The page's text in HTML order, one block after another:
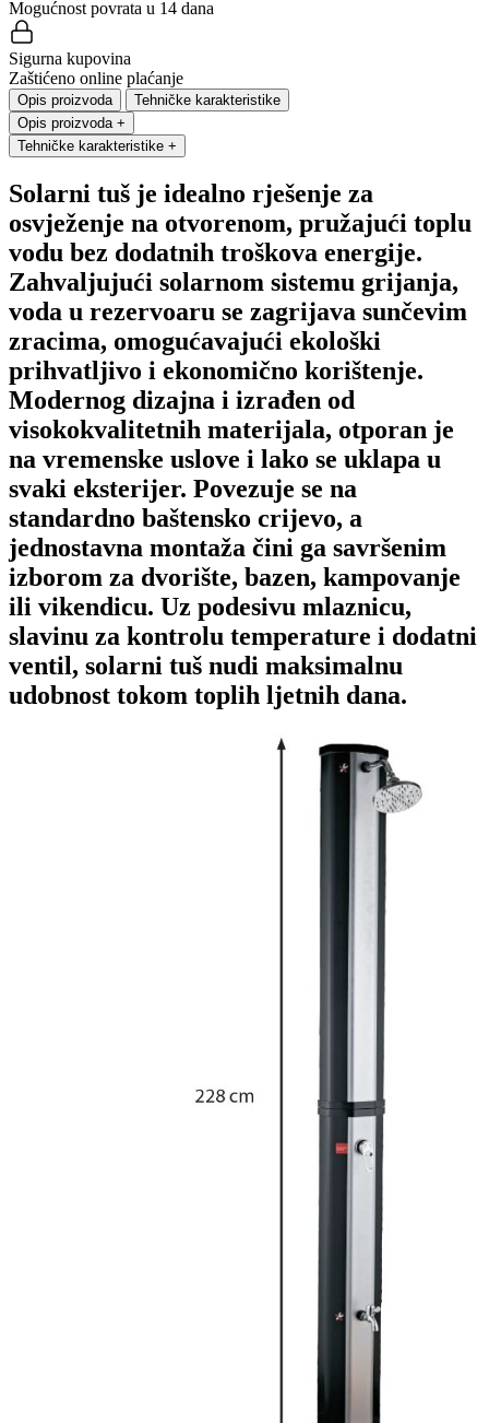
Mogućnost povrata u 14 dana
Sigurna kupovina
Zaštićeno online plaćanje
Opis proizvoda
Tehničke karakteristike
Opis proizvoda +
Tehničke karakteristike +
Solarni tuš je idealno rješenje za
osvježenje na otvorenom, pružajući toplu
vodu bez dodatnih troškova energije.
Zahvaljujući solarnom sistemu grijanja,
voda u rezervoaru se zagrijava sunčevim
zracima, omogućavajući ekološki
prihvatljivo i ekonomično korištenje.
Modernog dizajna i izrađen od
visokokvalitetnih materijala, otporan je
na vremenske uslove i lako se uklapa u
svaki eksterijer. Povezuje se na
standardno baštensko crijevo, a
jednostavna montaža čini ga savršenim
izborom za dvorište, bazen, kampovanje
ili vikendicu. Uz podesivu mlaznicu,
slavinu za kontrolu temperature i dodatni
ventil, solarni tuš nudi maksimalnu
udobnost tokom toplih ljetnih dana.